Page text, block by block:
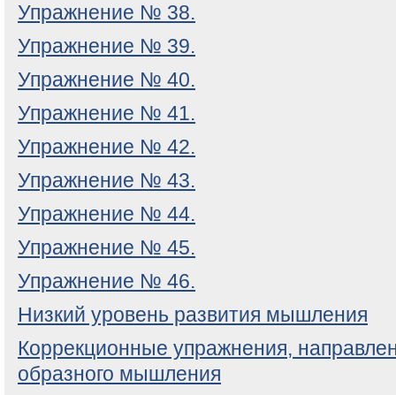
Упражнение № 38.
Упражнение № 39.
Упражнение № 40.
Упражнение № 41.
Упражнение № 42.
Упражнение № 43.
Упражнение № 44.
Упражнение № 45.
Упражнение № 46.
Низкий уровень развития мышления
Коррекционные упражнения,
образного мышления